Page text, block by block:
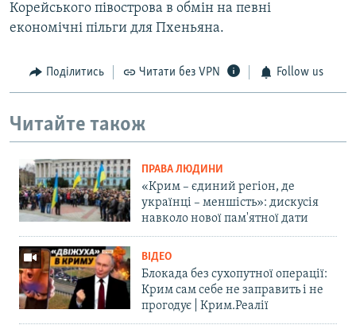
Корейського півострова в обмін на певні
економічні пільги для Пхеньяна.
Поділитись Читати без VPN Follow us
Читайте також
ПРАВА ЛЮДИНИ
«Крим – єдиний регіон, де
українці – меншість»: дискусія
навколо нової пам'ятної дати
ВІДЕО
Блокада без сухопутної операції:
Крим сам себе не заправить і не
прогодує | Крим.Реалії